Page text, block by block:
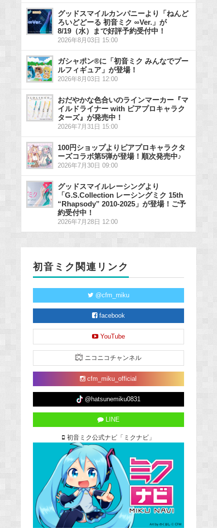
グッドスマイルカンパニーより「ねんど
ろいどどーる 初音ミク ∞Ver.」が
8/19（水）まで好評予約受付中！
2026年8月03日 15:00
ガシャポン®に「初音ミク みんなでプー
ルフィギュア」が登場！
2026年8月03日 12:00
おだやかな色合いのラインマーカー『マ
イルドライナー with ピアプロキャラク
ターズ』が発売中！
2026年7月31日 15:00
100円ショップよりピアプロキャラクタ
ーズコラボ第5弾が登場！順次発売中♪
2026年7月30日 09:00
グッドスマイルレーシングより
「G.S.Collection レーシングミク 15th
“Rhapsody” 2010-2025」が登場！ご予
約受付中！
2026年7月28日 12:00
初音ミク関連リンク
@cfm_miku
facebook
YouTube
ニコニコチャンネル
cfm_miku_official
@hatsunemiku0831
LINE
初音ミク公式ナビ「ミクナビ」